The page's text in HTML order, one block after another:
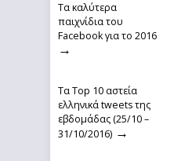
Τα καλύτερα
παιχνίδια του
Facebook για το 2016
→
Τα Top 10 αστεία
ελληνικά tweets της
εβδομάδας (25/10 –
31/10/2016) →